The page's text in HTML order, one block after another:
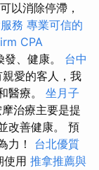
以消除停滯，
務 專業可信的
CPA
、健康。 台中
愛的客人，我
醫療。 坐月子
治療主要是提
改善健康。 預
力！ 台北優質
使用 推拿推薦與